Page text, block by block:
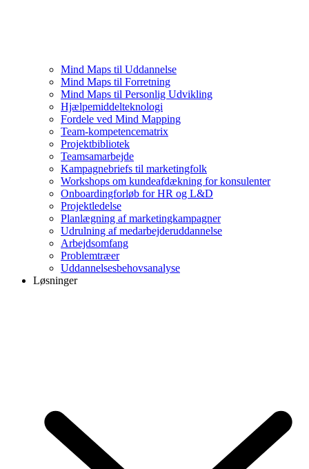
Mind Maps til Uddannelse
Mind Maps til Forretning
Mind Maps til Personlig Udvikling
Hjælpemiddelteknologi
Fordele ved Mind Mapping
Team-kompetencematrix
Projektbibliotek
Teamsamarbejde
Kampagnebriefs til marketingfolk
Workshops om kundeafdækning for konsulenter
Onboardingforløb for HR og L&D
Projektledelse
Planlægning af marketingkampagner
Udrulning af medarbejderuddannelse
Arbejdsomfang
Problemtræer
Uddannelsesbehovsanalyse
Løsninger